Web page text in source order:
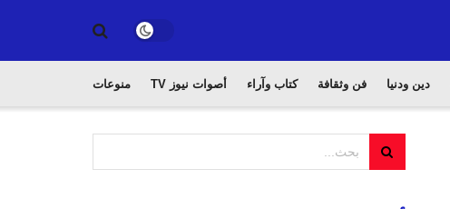
دين ودنيا فن وثقافة كتاب وآراء أصوات نيوز TV منوعات